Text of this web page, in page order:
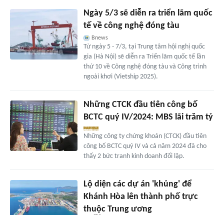
Ngày 5/3 sẽ diễn ra triển lãm quốc
tế về công nghệ đóng tàu
Bnews
Từ ngày 5 - 7/3, tại Trung tâm hội nghị quốc
gia (Hà Nội) sẽ diễn ra Triển lãm quốc tế lần
thứ 10 về Công nghệ đóng tàu và Công trình
ngoài khơi (Vietship 2025).
Những CTCK đầu tiên công bố
BCTC quý IV/2024: MBS lãi trăm tỷ
Những công ty chứng khoán (CTCK) đầu tiên
công bố BCTC quý IV và cả năm 2024 đã cho
thấy 2 bức tranh kinh doanh đối lập.
Lộ diện các dự án 'khủng' để
Khánh Hòa lên thành phố trực
thuộc Trung ương